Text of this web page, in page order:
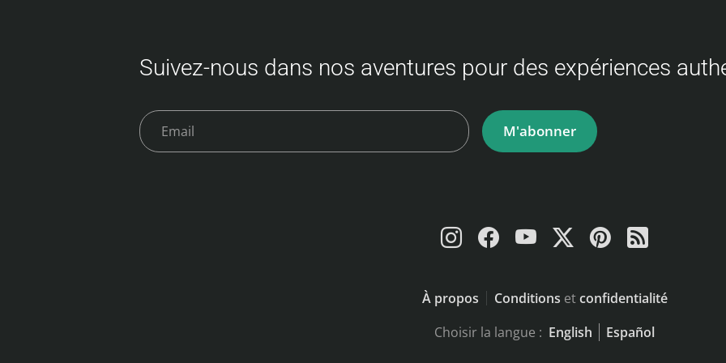
Suivez-nous dans nos aventures pour des expériences
M'abonner
À propos Conditions etconfidentialité
Choisir la langue : English Español